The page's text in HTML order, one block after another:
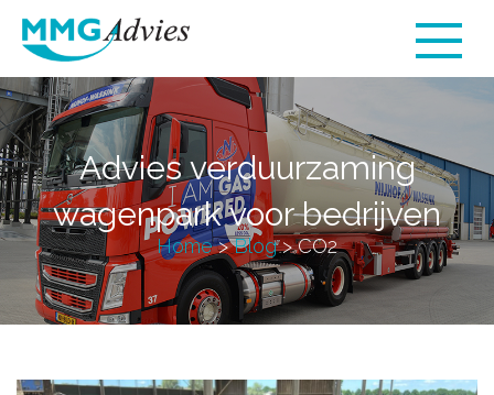
Advies verduurzaming
wagenpark voor bedrijven
Home>Blog>CO2